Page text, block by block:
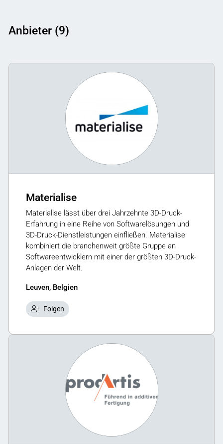
Anbieter (9)
Materialise
Materialise lässt über drei Jahrzehnte 3D-Druck-
Erfahrung in eine Reihe von Softwarelösungen und
3D-Druck-Dienstleistungen einfließen. Materialise
kombiniert die branchenweit größte Gruppe an
Softwareentwicklern mit einer der größten 3D-Druck-
Anlagen der Welt.
Leuven, Belgien
Folgen